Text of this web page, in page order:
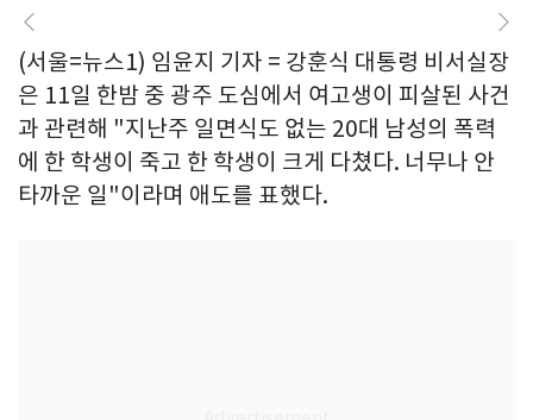
(서울=뉴스1) 임윤지 기자 = 강훈식 대통령 비서실장
은 11일 한밤 중 광주 도심에서 여고생이 피살된 사건
과 관련해 "지난주 일면식도 없는 20대 남성의 폭력
에 한 학생이 죽고 한 학생이 크게 다쳤다. 너무나 안
타까운 일"이라며 애도를 표했다.